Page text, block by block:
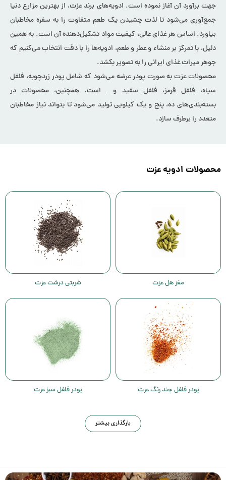
جهت برآورد آن آغاز نموده است. ادویه‌های برند عزت، از بهترین مزارع دنیا
جمع‌آوری می‌شود تا لذت چشیدن یک طعم متفاوت را به سفره‌ مخاطبان
بیاورد. اساس هر غذای عالی، کیفیت مواد تشکیل‌دهنده آن است. به همین
دلیل، با تمرکز بر منشاء و عطر و طعم، ادویه‌ها را با دقت انتخاب می‌کنیم که
جوهر میراث غذای ایرانی را به تصویر بکشد.
محصولات عزت به صورت پودر عرضه می‌شود که شامل پودر زردچوبه، فلفل
سیاه، فلفل قرمز، فلفل سفید و… است. همچنین، محصولات در
بسته‌بندی‌های ده، پنج و یک کیلویی تولید می‌شود تا بتواند نیاز مخاطبان
متعدد را برطرف سازد.
محصولات ادویه عزت
مغز هل عزت شربتی درشت عزت
پودر فلفل چند رنگ عزت پودر فلفل سبز عزت
بارگذاری بیشتر